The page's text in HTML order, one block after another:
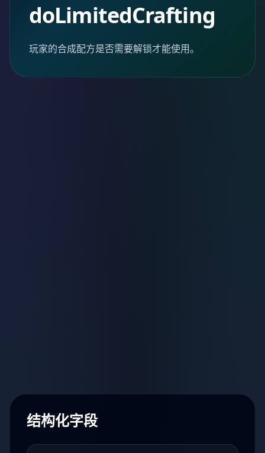
doLimitedCrafting
玩家的合成配方是否需要解锁才能使用。
结构化字段